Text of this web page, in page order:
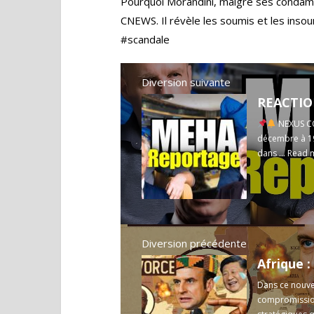
CNEWS. Il révèle les soumis et les
#scandale
Diversion suivante
NEXUS
décembre à
dans ...Read
Diversion précédente
Dans ce